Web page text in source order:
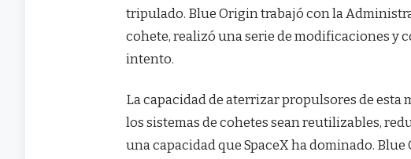
tripulado. Blue Origin trabajó con la
cohete, realizó una serie de modificaciones y
intento.
La capacidad de aterrizar propulsores de esta
los sistemas de cohetes sean reutilizables,
una capacidad que SpaceX ha dominado.